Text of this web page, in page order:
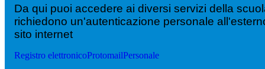
Da qui puoi accedere ai diversi servizi della
richiedono un'autenticazione personale
sito internet
Registro elettronicoProtomailPersonale